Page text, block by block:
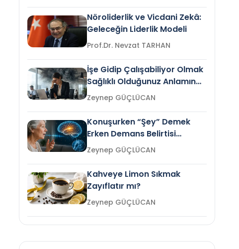
Nöroliderlik ve Vicdani Zekâ:
Geleceğin Liderlik Modeli
Prof.Dr. Nevzat TARHAN
İşe Gidip Çalışabiliyor Olmak
Sağlıklı Olduğunuz Anlamına
Gelir mi?Zeynep GÜÇLÜCAN
Konuşurken “Şey” Demek
Erken Demans Belirtisi
Olabilir mi?Zeynep GÜÇLÜCAN
Kahveye Limon Sıkmak
Zayıflatır mı?
Zeynep GÜÇLÜCAN